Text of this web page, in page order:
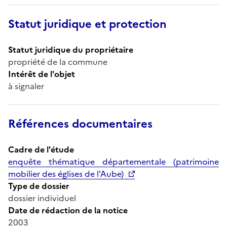
Statut juridique et protection
Statut juridique du propriétaire
propriété de la commune
Intérêt de l'objet
à signaler
Références documentaires
Cadre de l'étude
enquête thématique départementale (patrimoine
mobilier des églises de l'Aube)
Type de dossier
dossier individuel
Date de rédaction de la notice
2003